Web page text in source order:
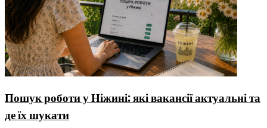
Пошук роботи у Ніжині: які вакансії актуальні та
де їх шукати